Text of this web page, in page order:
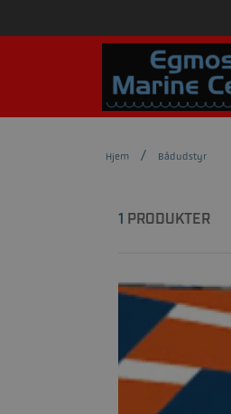
Hjem Bådudstyr
1 PRODUKTER